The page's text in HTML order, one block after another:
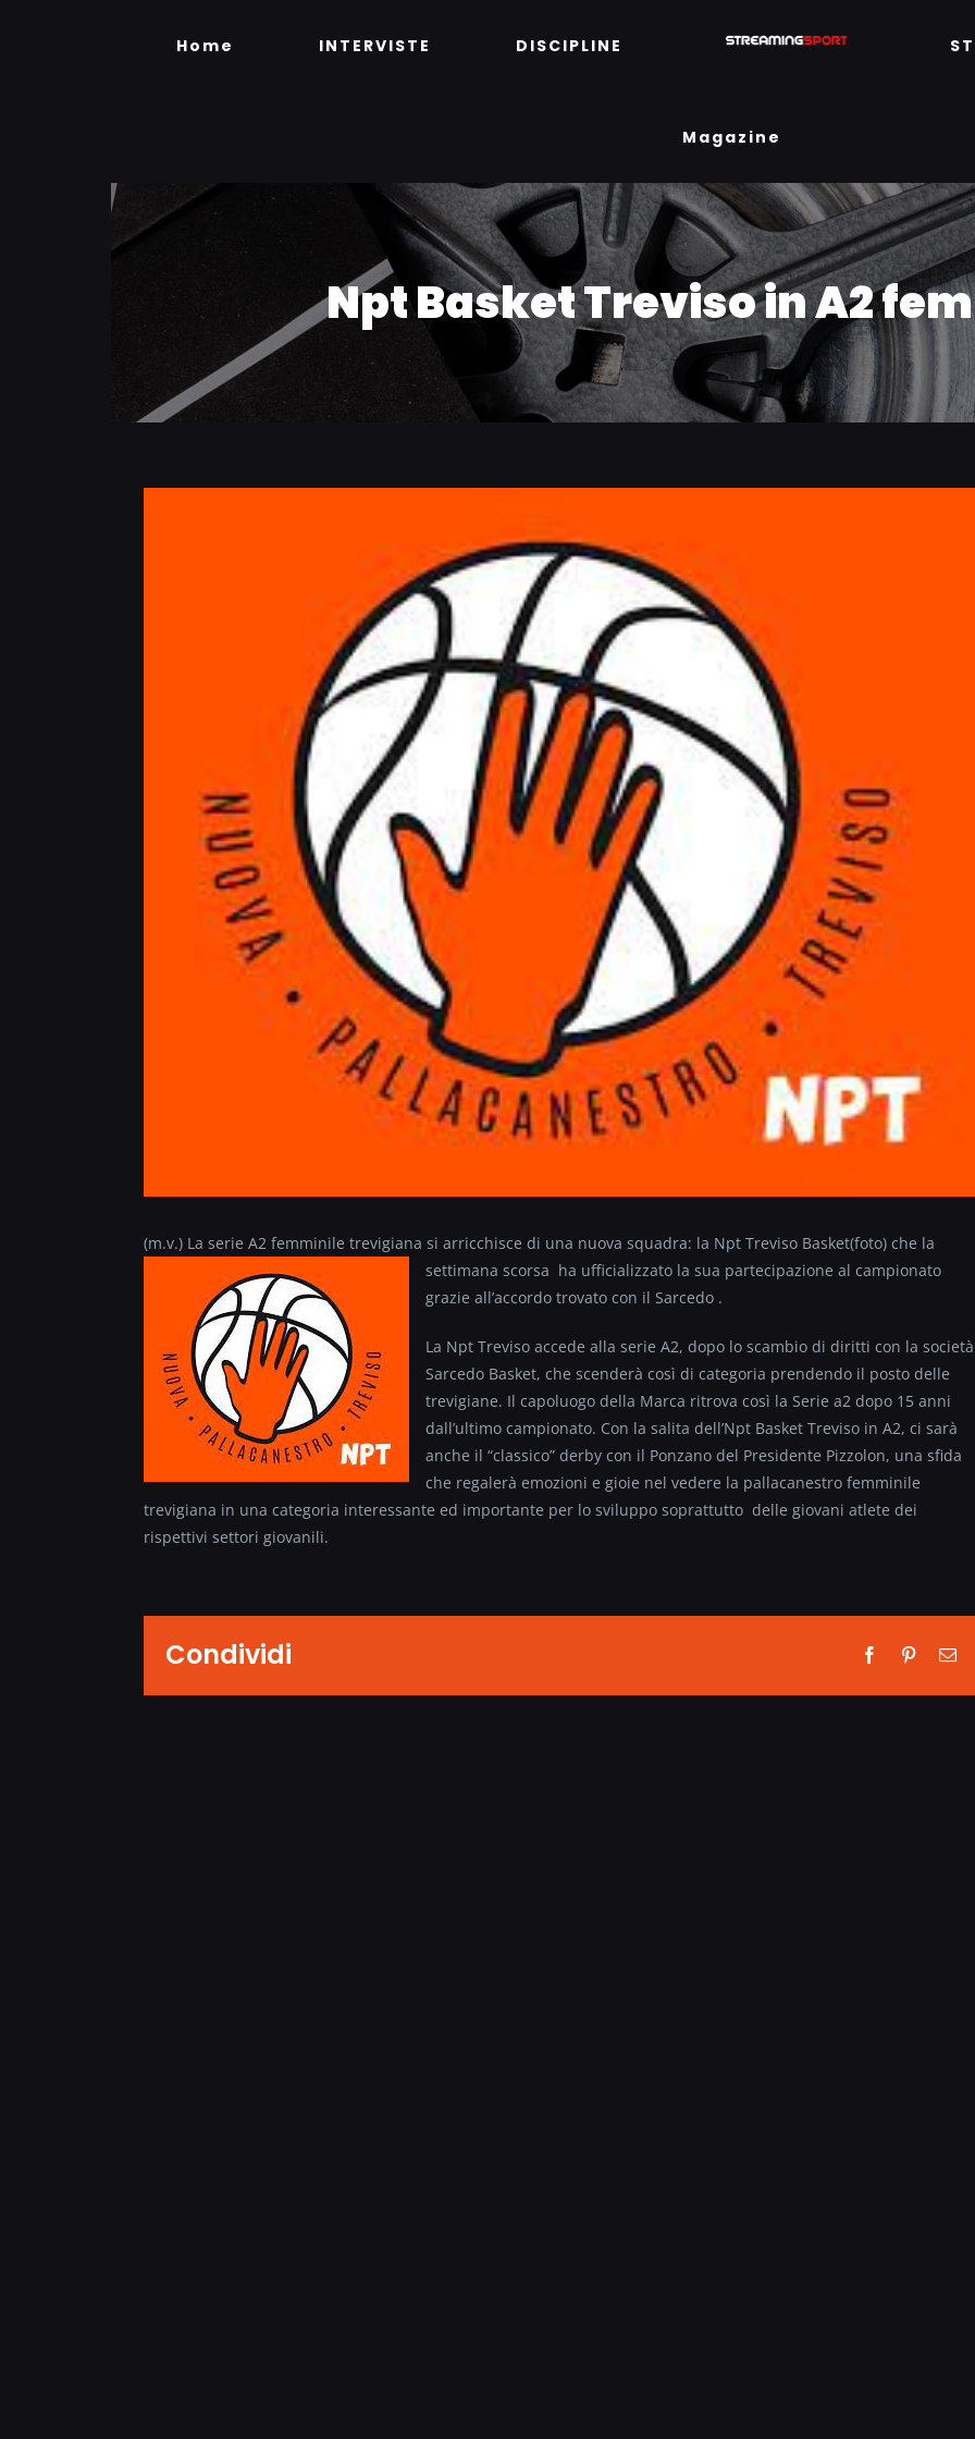
Home INTERVISTE DISCIPLINE
Magazine
Npt Basket Treviso in A2
(m.v.) La serie A2 femminile trevigiana si arricchisce di una nuova squadra: la Npt Treviso Basket(foto) che la
settimana scorsa ha ufficializzato la sua partecipazione al campionato
grazie all’accordo trovato con il Sarcedo .
La Npt Treviso accede alla serie A2, dopo lo scambio di diritti con la società
Sarcedo Basket, che scenderà così di categoria prendendo il posto delle
trevigiane. Il capoluogo della Marca ritrova così la Serie a2 dopo 15 anni
dall’ultimo campionato. Con la salita dell’Npt Basket Treviso in A2, ci sarà
anche il “classico” derby con il Ponzano del Presidente Pizzolon, una sfida
che regalerà emozioni e gioie nel vedere la pallacanestro femminile
trevigiana in una categoria interessante ed importante per lo sviluppo soprattutto delle giovani atlete dei
rispettivi settori giovanili.
Condividi Facebook
Pinterest